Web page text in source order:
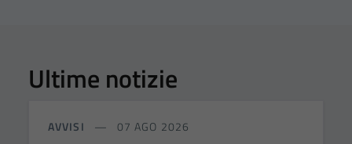
Ultime notizie
AVVISI 07 AGO 2026